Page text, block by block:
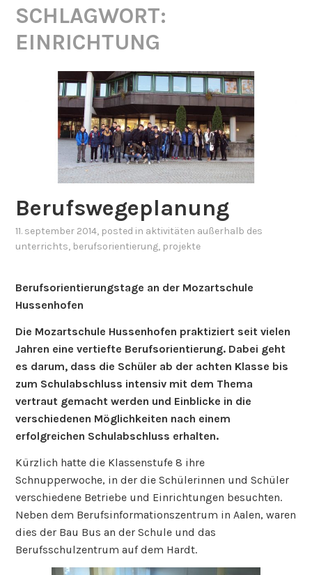
SCHLAGWORT:
EINRICHTUNG
Berufswegeplanung
11. september 2014, posted in aktivitäten außerhalb des
unterrichts, berufsorientierung, projekte
Berufsorientierungstage an der Mozartschule
Hussenhofen
Die Mozartschule Hussenhofen praktiziert seit vielen
Jahren eine vertiefte Berufsorientierung. Dabei geht
es darum, dass die Schüler ab der achten Klasse bis
zum Schulabschluss intensiv mit dem Thema
vertraut gemacht werden und Einblicke in die
verschiedenen Möglichkeiten nach einem
erfolgreichen Schulabschluss erhalten.
Kürzlich hatte die Klassenstufe 8 ihre
Schnupperwoche, in der die Schülerinnen und Schüler
verschiedene Betriebe und Einrichtungen besuchten.
Neben dem Berufsinformationszentrum in Aalen, waren
dies der Bau Bus an der Schule und das
Berufsschulzentrum auf dem Hardt.